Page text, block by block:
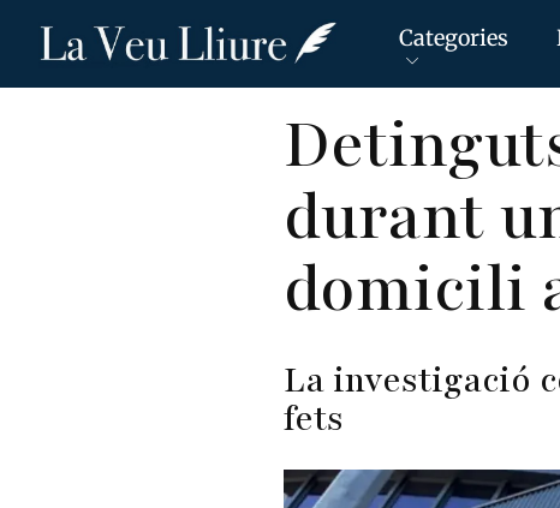
Vés
Categories
durant
domicili
La investigació
fets